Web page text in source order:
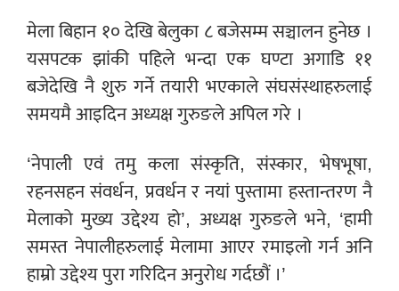
मेला बिहान १० देखि बेलुका ८ बजेसम्म सञ्चालन हुनेछ ।
यसपटक झांकी पहिले भन्दा एक घण्टा अगाडि ११
बजेदेखि नै शुरु गर्ने तयारी भएकाले संघसंस्थाहरुलाई
समयमै आइदिन अध्यक्ष गुरुङले अपिल गरे ।
‘नेपाली एवं तमु कला संस्कृति, संस्कार, भेषभूषा,
रहनसहन संवर्धन, प्रवर्धन र नयां पुस्तामा हस्तान्तरण नै
मेलाको मुख्य उद्देश्य हो’, अध्यक्ष गुरुङले भने, ‘हामी
समस्त नेपालीहरुलाई मेलामा आएर रमाइलो गर्न अनि
हाम्रो उद्देश्य पुरा गरिदिन अनुरोध गर्दछौं ।’